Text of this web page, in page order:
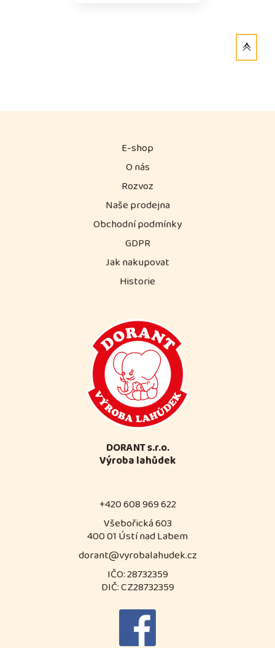
Trvanlivost 2 dny / Mražené
E-shop
O nás
Rozvoz
Naše prodejna
Obchodní podmínky
GDPR
Jak nakupovat
Historie
DORANT s.r.o.
Výroba lahůdek
+420 608 969 622
Všebořická 603
400 01 Ústí nad Labem
dorant@vyrobalahudek.cz
IČO: 28732359
DIČ: CZ28732359